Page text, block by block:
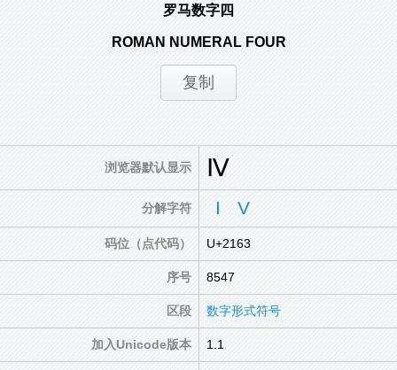
罗马数字四
ROMAN NUMERAL FOUR
浏览器默认显示 Ⅳ
分解字符 I V
码位（点代码） U+2163
序号 8547
区段 数字形式符号
加入Unicode版本 1.1